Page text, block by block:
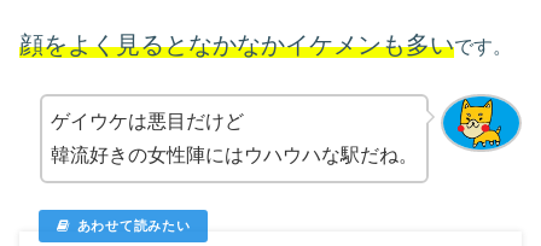
顔をよく見るとなかなかイケメンも多いです。
ゲイウケは悪目だけど
韓流好きの女性陣にはウハウハな駅だね。